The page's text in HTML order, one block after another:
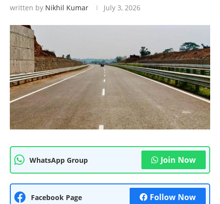
written by Nikhil Kumar July 3, 2026
WhatsApp Group Join Now
Facebook Page Follow Now